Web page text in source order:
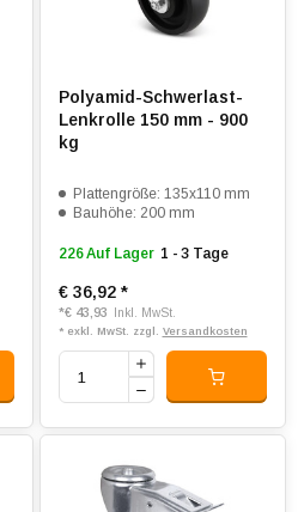
Polyamid-Schwerlast-
Lenkrolle 150 mm - 900
kg
Plattengröße: 135x110 mm
Bauhöhe: 200 mm
226 Auf Lager 1 - 3 Tage
€ 36,92 *
*€ 43,93 Inkl. MwSt.
* exkl. MwSt. zzgl. Versandkosten